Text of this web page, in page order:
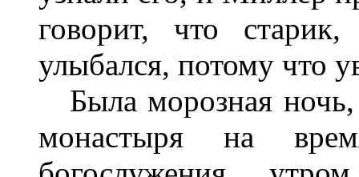
говорит, что
улыбался, потому что
Была морозная
монастыря на